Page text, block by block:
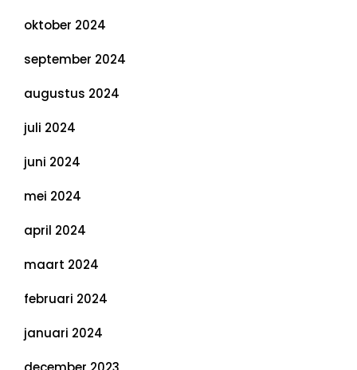
oktober 2024
september 2024
augustus 2024
juli 2024
juni 2024
mei 2024
april 2024
maart 2024
februari 2024
januari 2024